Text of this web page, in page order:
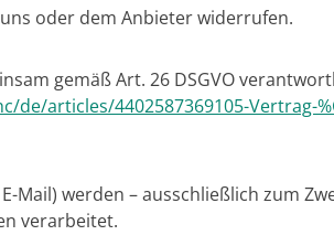
oder dem Anbieter widerrufen.
gemäß Art. 26 DSGVO
/de/articles/4402587369105-Vertrag-
werden – ausschließlich zum
verarbeitet.